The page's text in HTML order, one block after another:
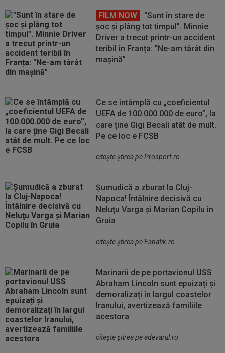
FILM NOW
"Sunt în stare de
șoc și plâng tot timpul". Minnie
Driver a trecut printr-un accident
teribil în Franța: "Ne-am târât din
mașină"
Ce se întâmplă cu „coeficientul
UEFA de 100.000.000 de euro”, la
care ține Gigi Becali atât de mult.
Pe ce loc e FCSB
citeşte ştirea pe Prosport.ro
Șumudică a zburat la Cluj-
Napoca! Întâlnire decisivă cu
Neluţu Varga şi Marian Copilu în
Gruia
citeşte ştirea pe Fanatik.ro
Marinarii de pe portavionul USS
Abraham Lincoln sunt epuizați și
demoralizați în largul coastelor
Iranului, avertizează familiile
acestora
citeşte ştirea pe adevarul.ro